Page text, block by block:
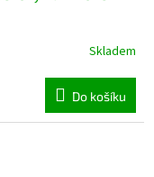
Skladem
Do košíku